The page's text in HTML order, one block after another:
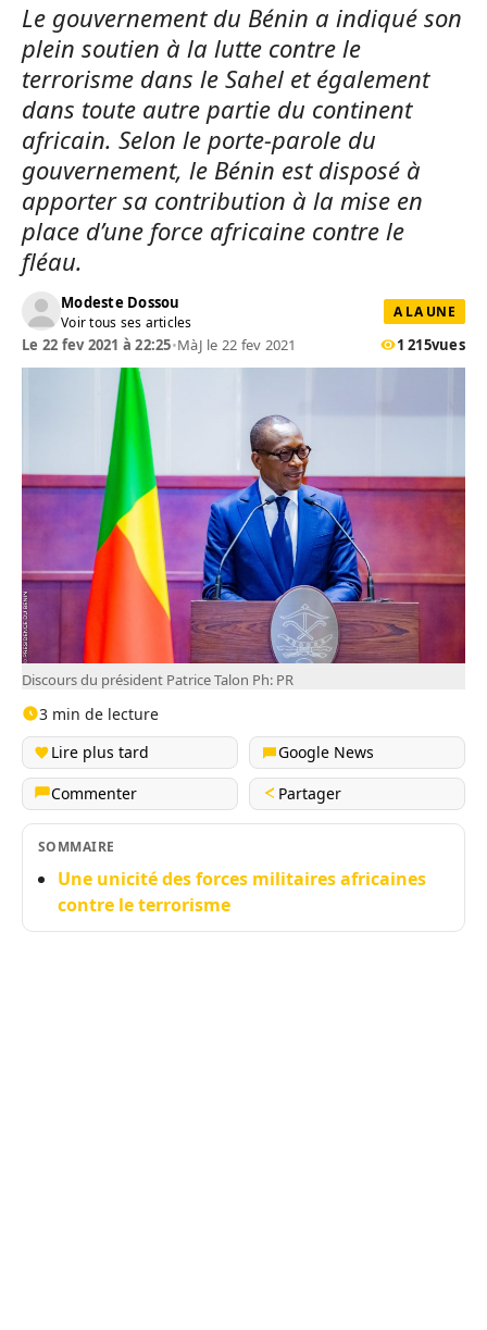
Le gouvernement du Bénin a indiqué son
plein soutien à la lutte contre le
terrorisme dans le Sahel et également
dans toute autre partie du continent
africain. Selon le porte-parole du
gouvernement, le Bénin est disposé à
apporter sa contribution à la mise en
place d’une force africaine contre le
fléau.
Modeste Dossou
Voir tous ses articles
A LA UNE
Le 22 fev 2021 à 22:25•MàJ le 22 fev 2021 1 215vues
Discours du président Patrice Talon Ph: PR
3 min de lecture
Lire plus tard
Google News
Commenter
Partager
SOMMAIRE
Une unicité des forces militaires africaines
contre le terrorisme